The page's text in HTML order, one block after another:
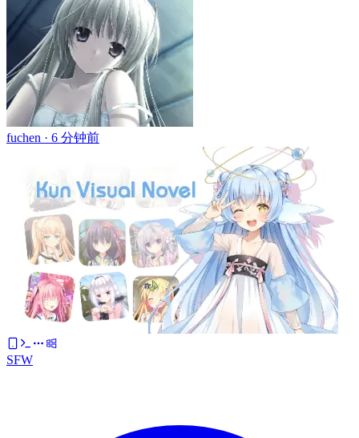
fuchen · 6 分钟前
SFW